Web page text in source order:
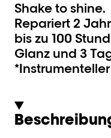
Shake to shine.
Repariert 2
bis zu 100
Glanz und 3
*Instrumenteller